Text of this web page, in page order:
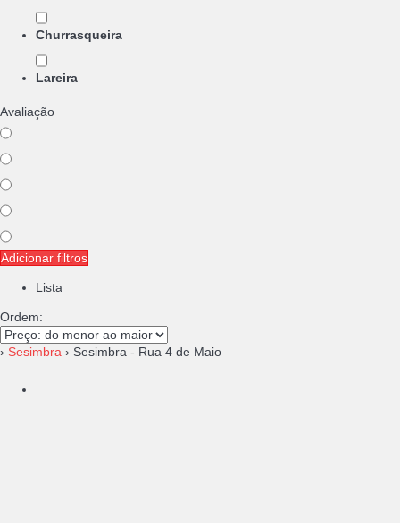
Churrasqueira
Lareira
Avaliação
Adicionar filtros
Lista
Ordem:
› Sesimbra › Sesimbra - Rua 4 de Maio